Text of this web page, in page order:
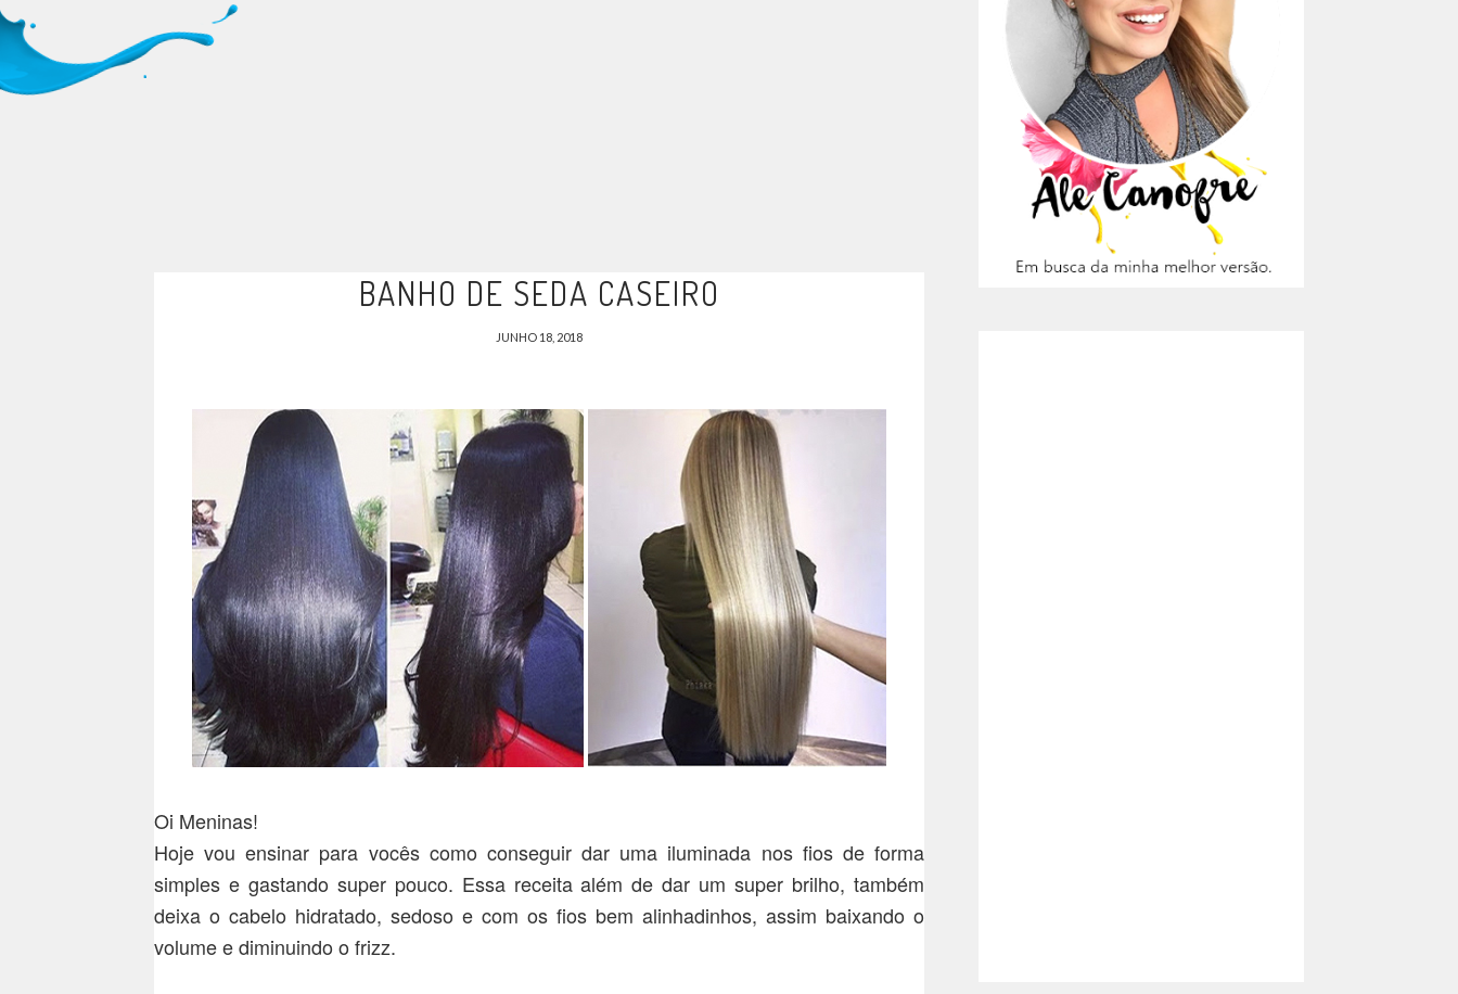
BANHO DE SEDA CASEIRO
JUNHO 18, 2018
Oi Meninas!
Hoje vou ensinar para vocês como conseguir dar uma iluminada nos fios de forma
simples e gastando super pouco. Essa receita além de dar um super brilho, também
deixa o cabelo hidratado, sedoso e com os fios bem alinhadinhos, assim baixando o
volume e diminuindo o frizz.